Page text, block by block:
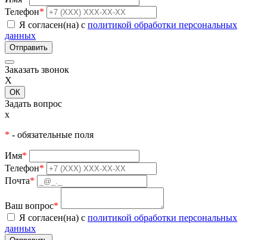
Телефон*
Я согласен(на) с политикой обработки персональных
данных
Заказать звонок
X
ОК
Задать вопрос
x
* - обязательные поля
Имя*
Телефон*
Почта*
Ваш вопрос*
Я согласен(на) с политикой обработки персональных
данных